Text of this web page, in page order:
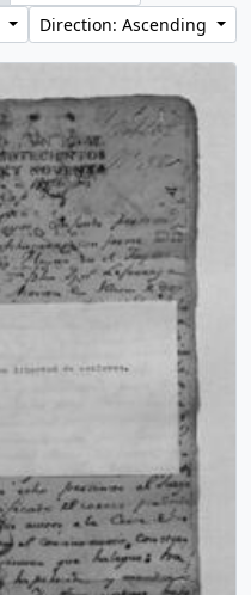
Direction: Ascending